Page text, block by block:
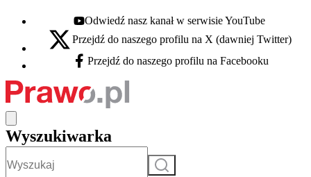
Youtube - otwiera się w nowej karcie
Odwiedź nasz kanał w serwisie YouTube
X - otwiera się w nowej karcie
Przejdź do naszego profilu na X (dawniej Twitter)
Facebook - otwiera się w nowej karcie
Przejdź do naszego profilu na Facebooku
Wyszukiwarka
Szukaj